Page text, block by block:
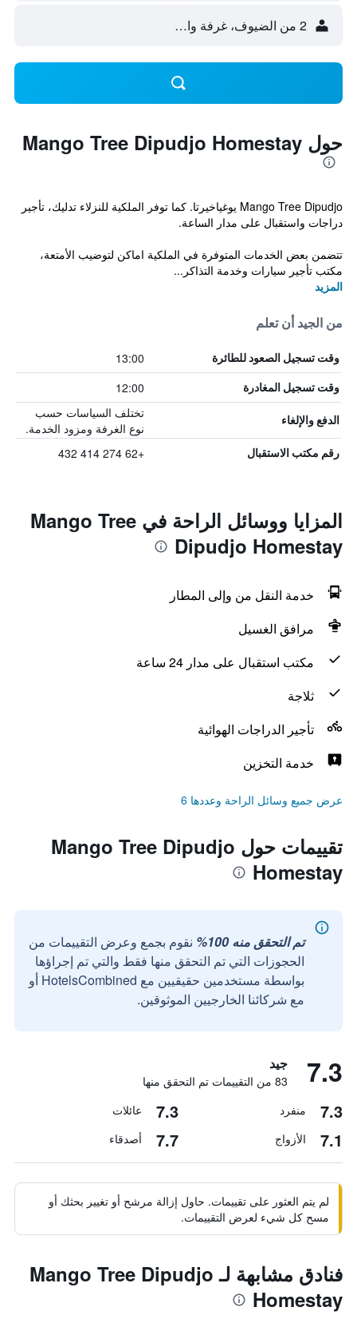
2 من الضيوف، غرفة واحدة
حول Mango Tree Dipudjo Homestay
Mango Tree Dipudjo يوغياخيرتا. كما توفر الملكية للنزلاء تدليك، تأجير
دراجات واستقبال على مدار الساعة.
تتضمن بعض الخدمات المتوفرة في الملكية اماكن لتوضيب الأمتعة،
مكتب تأجير سيارات وخدمة التذاكر...
المزيد
من الجيد أن تعلم
وقت تسجيل الصعود للطائرة 13:00
وقت تسجيل المغادرة 12:00
الدفع والإلغاء
تختلف السياسات حسب
نوع الغرفة ومزود الخدمة.
رقم مكتب الاستقبال +62 274 414 432
المزايا ووسائل الراحة في Mango Tree
Dipudjo Homestay
خدمة النقل من وإلى المطار
مرافق الغسيل
مكتب استقبال على مدار 24 ساعة
ثلاجة
تأجير الدراجات الهوائية
خدمة التخزين
عرض جميع وسائل الراحة وعددها 6
تقييمات حول Mango Tree Dipudjo
Homestay
تم التحقق منه 100%
نقوم بجمع وعرض التقييمات من
الحجوزات التي تم التحقق منها فقط والتي تم إجراؤها
بواسطة مستخدمين حقيقيين مع HotelsCombined أو
مع شركائنا الخارجيين الموثوقين.
7.3 جيد
83 من التقييمات تم التحقق منها
7.3 منفرد 7.3 عائلات
7.1 الأزواج 7.7 أصدقاء
لم يتم العثور على تقييمات. حاول إزالة مرشح أو تغيير بحثك أو
مسح كل شيء لعرض التقييمات.
فنادق مشابهة لـ Mango Tree Dipudjo
Homestay